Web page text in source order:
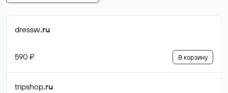
dressw.ru
590 ₽ В корзину
tripshop.ru